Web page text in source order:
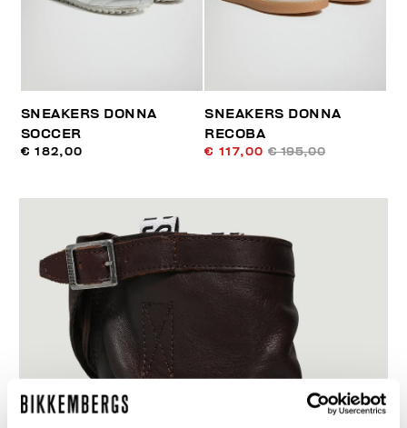
SNEAKERS DONNA
SOCCER
€ 182,00
SNEAKERS DONNA
RECOBA
€ 117,00 € 195,00